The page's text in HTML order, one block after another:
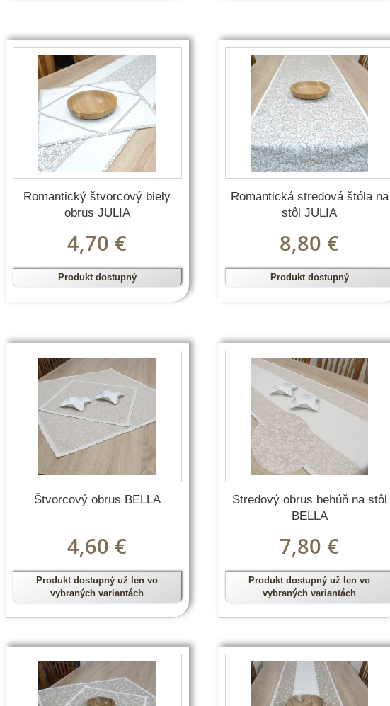
Romantický štvorcový biely
obrus JULIA
4,70 €
Produkt dostupný
Romantická stredová štóla na
stôl JULIA
8,80 €
Produkt dostupný
Štvorcový obrus BELLA
4,60 €
Produkt dostupný už len vo
vybraných variantách
Stredový obrus behúň na stôl
BELLA
7,80 €
Produkt dostupný už len vo
vybraných variantách